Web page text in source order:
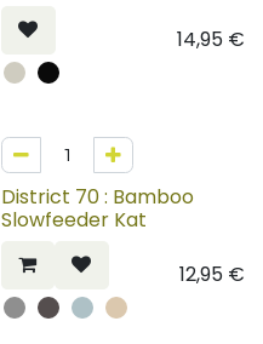
14,95€
District 70 : Bamboo
Slowfeeder Kat
12,95€